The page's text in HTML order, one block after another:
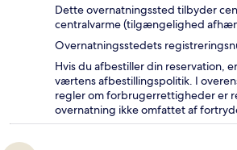
Dette overnatningssted tilbyder
centralvarme (tilgængelighed
Overnatningsstedets
Hvis du afbestiller din reservation,
værtens afbestillingspolitik. I
regler om forbrugerrettigheder er
overnatning ikke omfattet af